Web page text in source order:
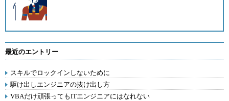
最近のエントリー
スキルでロックインしないために
駆け出しエンジニアの抜け出し方
VBAだけ頑張ってもITエンジニアにはなれない